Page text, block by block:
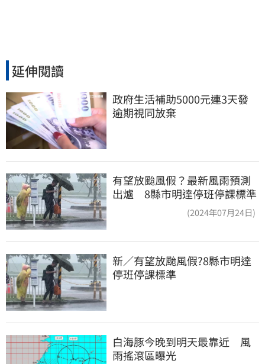
延伸閱讀
政府生活補助5000元連3天發
逾期視同放棄
有望放颱風假？最新風雨預測
出爐 8縣市明達停班停課標準
(2024年07月24日)
新／有望放颱風假?8縣市明達
停班停課標準
白海豚今晚到明天最靠近　風
雨搖滾區曝光